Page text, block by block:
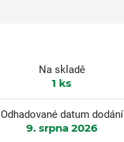
Na skladě
1 ks
Odhadované datum dodání
9. srpna 2026